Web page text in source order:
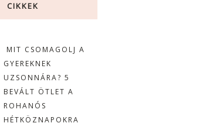
CIKKEK
MIT CSOMAGOLJ A
GYEREKNEK
UZSONNÁRA? 5
BEVÁLT ÖTLET A
ROHANÓS
HÉTKÖZNAPOKRA